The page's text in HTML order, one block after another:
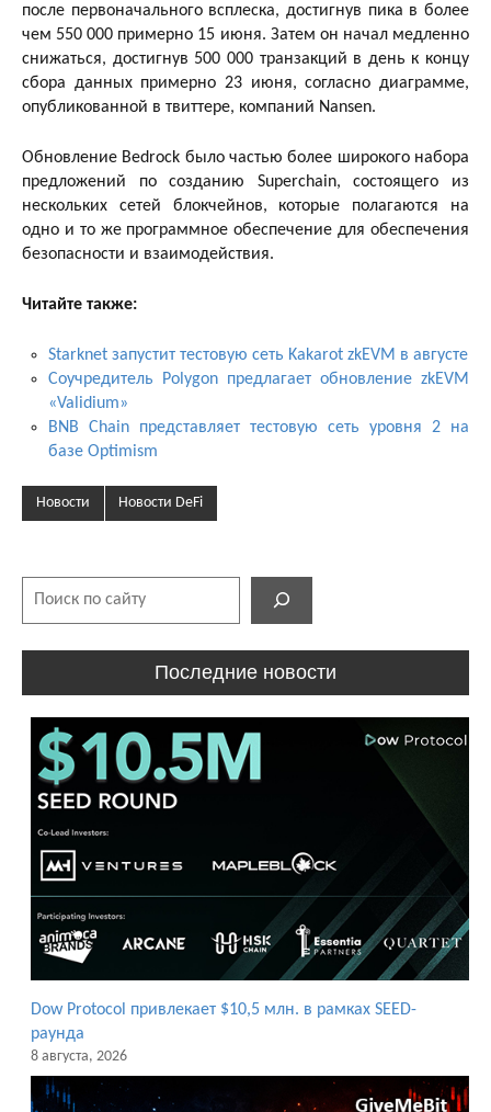
после первоначального всплеска, достигнув пика в более
чем 550 000 примерно 15 июня. Затем он начал медленно
снижаться, достигнув 500 000 транзакций в день к концу
сбора данных примерно 23 июня, согласно диаграмме,
опубликованной в твиттере, компаний Nansen.
Обновление Bedrock было частью более широкого набора
предложений по созданию Superchain, состоящего из
нескольких сетей блокчейнов, которые полагаются на
одно и то же программное обеспечение для обеспечения
безопасности и взаимодействия.
Читайте также:
Starknet запустит тестовую сеть Kakarot zkEVM в августе
Соучредитель Polygon предлагает обновление zkEVM
«Validium»
BNB Chain представляет тестовую сеть уровня 2 на
базе Optimism
Новости Новости DeFi
Последние новости
Dow Protocol привлекает $10,5 млн. в рамках SEED-
раунда
8 августа, 2026